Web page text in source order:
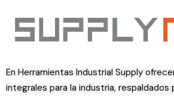
En Herramientas Industrial Supply
integrales para la industria, respaldados